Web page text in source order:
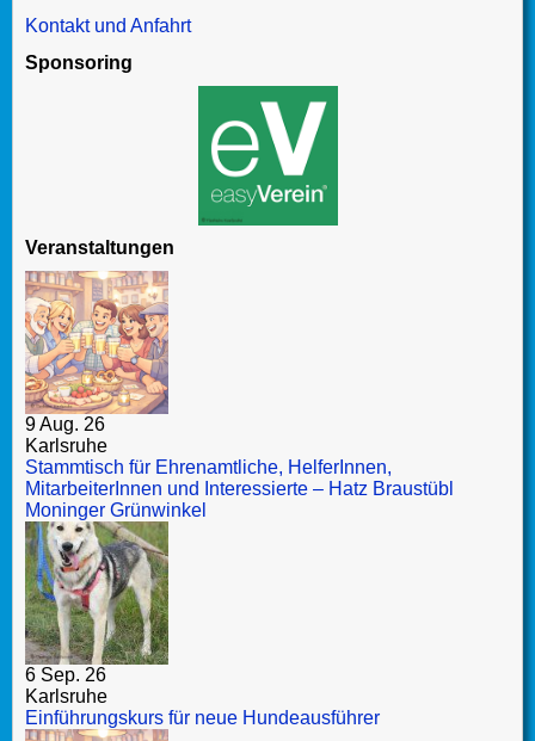
Kontakt und Anfahrt
Sponsoring
Veranstaltungen
9 Aug. 26
Karlsruhe
Stammtisch für Ehrenamtliche, HelferInnen,
MitarbeiterInnen und Interessierte – Hatz Braustübl
Moninger Grünwinkel
6 Sep. 26
Karlsruhe
Einführungskurs für neue Hundeausführer